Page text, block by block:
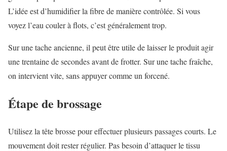
L’idée est d’humidifier la fibre de manière contrôlée. Si vous
voyez l’eau couler à flots, c’est généralement trop.
Sur une tache ancienne, il peut être utile de laisser le produit agir
une trentaine de secondes avant de frotter. Sur une tache fraîche,
on intervient vite, sans appuyer comme un forcené.
Étape de brossage
Utilisez la tête brosse pour effectuer plusieurs passages courts. Le
mouvement doit rester régulier. Pas besoin d’attaquer le tissu